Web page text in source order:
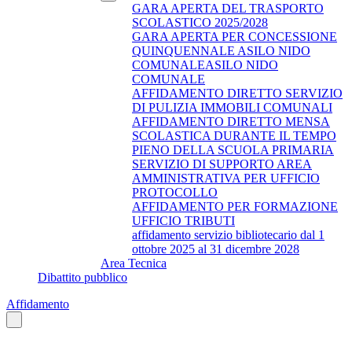
GARA APERTA DEL TRASPORTO
SCOLASTICO 2025/2028
GARA APERTA PER CONCESSIONE
QUINQUENNALE ASILO NIDO
COMUNALEASILO NIDO
COMUNALE
AFFIDAMENTO DIRETTO SERVIZIO
DI PULIZIA IMMOBILI COMUNALI
AFFIDAMENTO DIRETTO MENSA
SCOLASTICA DURANTE IL TEMPO
PIENO DELLA SCUOLA PRIMARIA
SERVIZIO DI SUPPORTO AREA
AMMINISTRATIVA PER UFFICIO
PROTOCOLLO
AFFIDAMENTO PER FORMAZIONE
UFFICIO TRIBUTI
affidamento servizio bibliotecario dal 1
ottobre 2025 al 31 dicembre 2028
Area Tecnica
Dibattito pubblico
Affidamento